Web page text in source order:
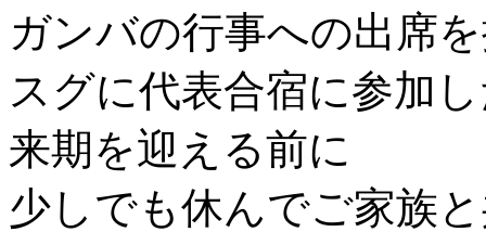
ガンバの行事への出席
スグに代表合宿に参加
来期を迎える前に
少しでも休んでご家族